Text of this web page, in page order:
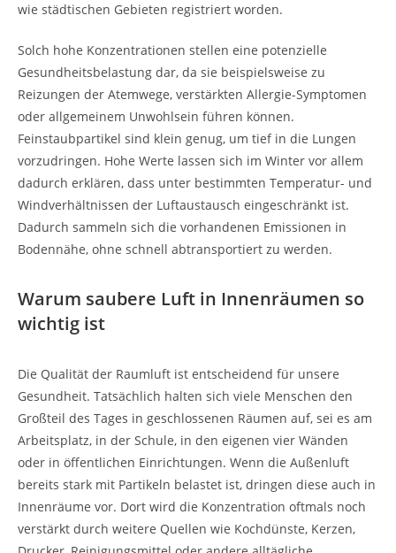
wie städtischen Gebieten registriert worden.
Solch hohe Konzentrationen stellen eine potenzielle
Gesundheitsbelastung dar, da sie beispielsweise zu
Reizungen der Atemwege, verstärkten Allergie-Symptomen
oder allgemeinem Unwohlsein führen können.
Feinstaubpartikel sind klein genug, um tief in die Lungen
vorzudringen. Hohe Werte lassen sich im Winter vor allem
dadurch erklären, dass unter bestimmten Temperatur- und
Windverhältnissen der Luftaustausch eingeschränkt ist.
Dadurch sammeln sich die vorhandenen Emissionen in
Bodennähe, ohne schnell abtransportiert zu werden.
Warum saubere Luft in Innenräumen so
wichtig ist
Die Qualität der Raumluft ist entscheidend für unsere
Gesundheit. Tatsächlich halten sich viele Menschen den
Großteil des Tages in geschlossenen Räumen auf, sei es am
Arbeitsplatz, in der Schule, in den eigenen vier Wänden
oder in öffentlichen Einrichtungen. Wenn die Außenluft
bereits stark mit Partikeln belastet ist, dringen diese auch in
Innenräume vor. Dort wird die Konzentration oftmals noch
verstärkt durch weitere Quellen wie Kochdünste, Kerzen,